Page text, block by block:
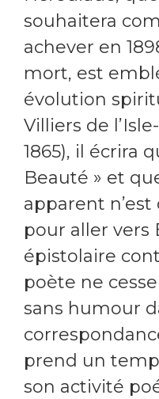
souhaitera
achever en
mort, est
évolution
Villiers de
1865), il écrira
Beauté » et
apparent
pour aller vers
épistolaire
poète ne
sans humour
prend un
son activité